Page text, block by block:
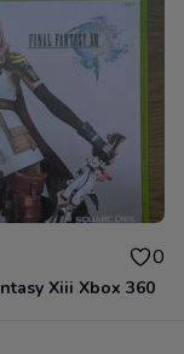
0
Xiii Xbox 360